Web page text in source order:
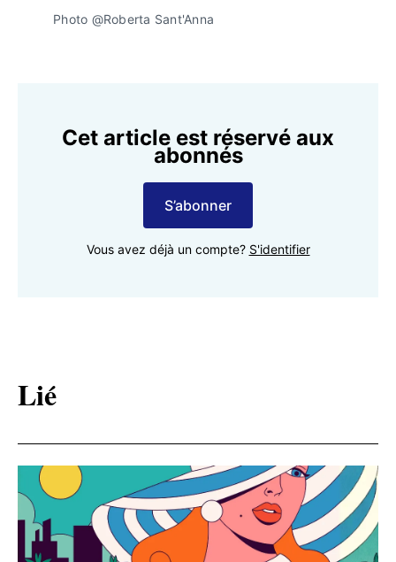
Photo @Roberta Sant'Anna
Cet article est réservé aux
abonnés
S’abonner
Vous avez déjà un compte? S'identifier
Lié